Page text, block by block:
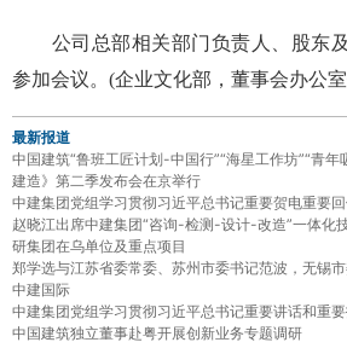
公司总部相关部门负责人、股东
参加会议。(企业文化部，董事会办公
最新报道
中国建筑“鲁班工匠计划-中国行”“海星工作坊”“青
建造》第二季发布会在京举行
中建集团党组学习贯彻习近平总书记重要贺电重要
赵晓江出席中建集团“咨询-检测-设计-改造”一体化
研集团在乌单位及重点项目
郑学选与江苏省委常委、苏州市委书记范波，无锡
中建国际
中建集团党组学习贯彻习近平总书记重要讲话和重
中国建筑独立董事赴粤开展创新业务专题调研